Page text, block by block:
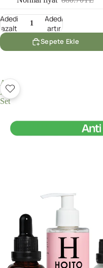
Adedi
azalt
Adedi
artır
Sepete Ekle
Anti
Akne
Set